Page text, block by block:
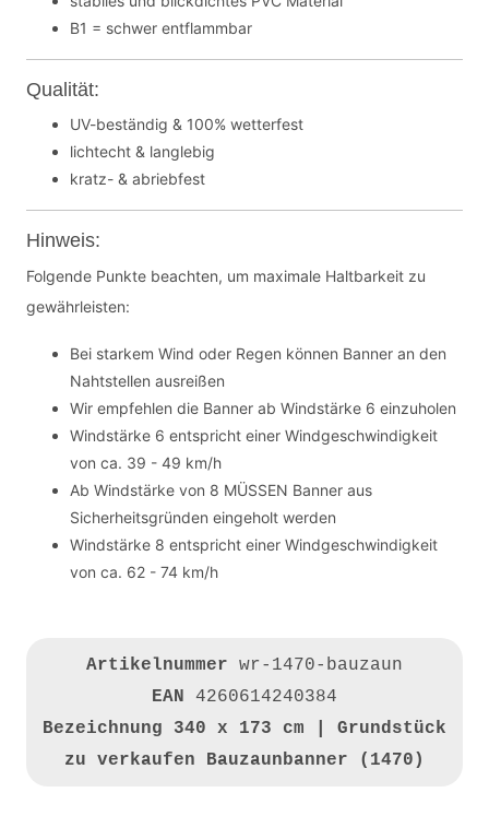
B1 = schwer entflammbar
Qualität:
UV-beständig & 100% wetterfest
lichtecht & langlebig
kratz- & abriebfest
Hinweis:
Folgende Punkte beachten, um maximale Haltbarkeit zu
gewährleisten:
Bei starkem Wind oder Regen können Banner an den
Nahtstellen ausreißen
Wir empfehlen die Banner ab Windstärke 6 einzuholen
Windstärke 6 entspricht einer Windgeschwindigkeit
von ca. 39 - 49 km/h
Ab Windstärke von 8 MÜSSEN Banner aus
Sicherheitsgründen eingeholt werden
Windstärke 8 entspricht einer Windgeschwindigkeit
von ca. 62 - 74 km/h
Artikelnummer wr-1470-bauzaun
EAN 4260614240384
Bezeichnung 340 x 173 cm | Grundstück
zu verkaufen Bauzaunbanner (1470)